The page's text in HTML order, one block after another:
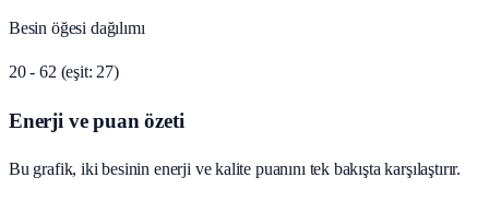
Besin öğesi dağılımı
20 - 62 (eşit: 27)
Enerji ve puan özeti
Bu grafik, iki besinin enerji ve kalite puanını tek bakışta karşılaştırır.